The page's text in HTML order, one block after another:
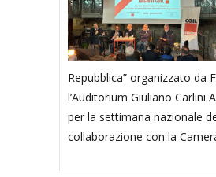
Repubblica” organizzato da
l’Auditorium Giuliano Carlini
per la settimana nazionale
collaborazione con la